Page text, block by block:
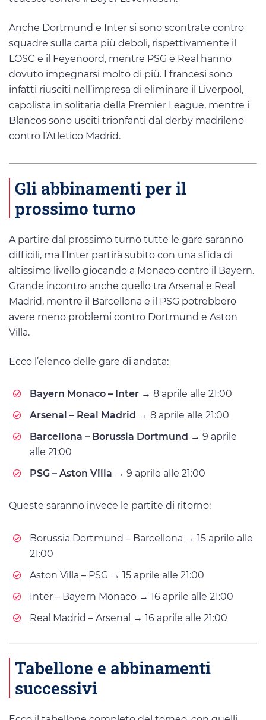
Anche Dortmund e Inter si sono scontrate contro
squadre sulla carta più deboli, rispettivamente il
LOSC e il Feyenoord, mentre PSG e Real hanno
dovuto impegnarsi molto di più. I francesi sono
infatti riusciti nell’impresa di eliminare il Liverpool,
capolista in solitaria della Premier League, mentre i
Blancos sono usciti trionfanti dal derby madrileno
contro l’Atletico Madrid.
Gli abbinamenti per il
prossimo turno
A partire dal prossimo turno tutte le gare saranno
difficili, ma l’Inter partirà subito con una sfida di
altissimo livello giocando a Monaco contro il Bayern.
Grande incontro anche quello tra Arsenal e Real
Madrid, mentre il Barcellona e il PSG potrebbero
avere meno problemi contro Dortmund e Aston
Villa.
Ecco l’elenco delle gare di andata:
Bayern Monaco – Inter → 8 aprile alle 21:00
Arsenal – Real Madrid → 8 aprile alle 21:00
Barcellona – Borussia Dortmund → 9 aprile
alle 21:00
PSG – Aston Villa → 9 aprile alle 21:00
Queste saranno invece le partite di ritorno:
Borussia Dortmund – Barcellona → 15 aprile alle
21:00
Aston Villa – PSG → 15 aprile alle 21:00
Inter – Bayern Monaco → 16 aprile alle 21:00
Real Madrid – Arsenal → 16 aprile alle 21:00
Tabellone e abbinamenti
successivi